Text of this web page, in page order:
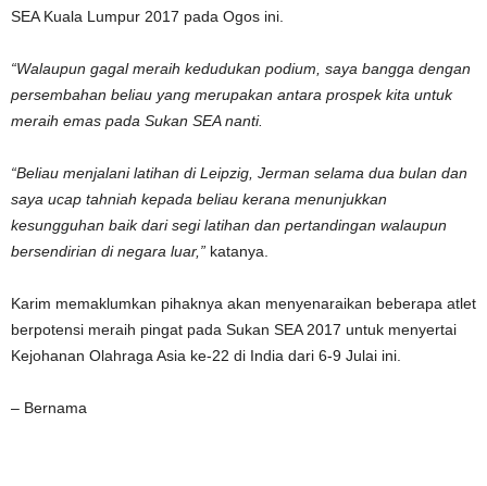
SEA Kuala Lumpur 2017 pada Ogos ini.
“Walaupun gagal meraih kedudukan podium, saya bangga dengan
persembahan beliau yang merupakan antara prospek kita untuk
meraih emas pada Sukan SEA nanti.
“Beliau menjalani latihan di Leipzig, Jerman selama dua bulan dan
saya ucap tahniah kepada beliau kerana menunjukkan
kesungguhan baik dari segi latihan dan pertandingan walaupun
bersendirian di negara luar,” katanya.
Karim memaklumkan pihaknya akan menyenaraikan beberapa atlet
berpotensi meraih pingat pada Sukan SEA 2017 untuk menyertai
Kejohanan Olahraga Asia ke-22 di India dari 6-9 Julai ini.
– Bernama